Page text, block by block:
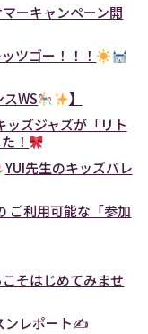
ーキャンペーン開
ツゴー！！！
WS
】
ッズジャズが「リト
！
YUI先生のキッズバレ
ご利用可能な「参加
そはじめてみませ
ンレポート✍